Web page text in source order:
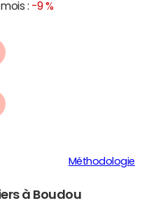
: -9 %
Méthodologie
à Boudou